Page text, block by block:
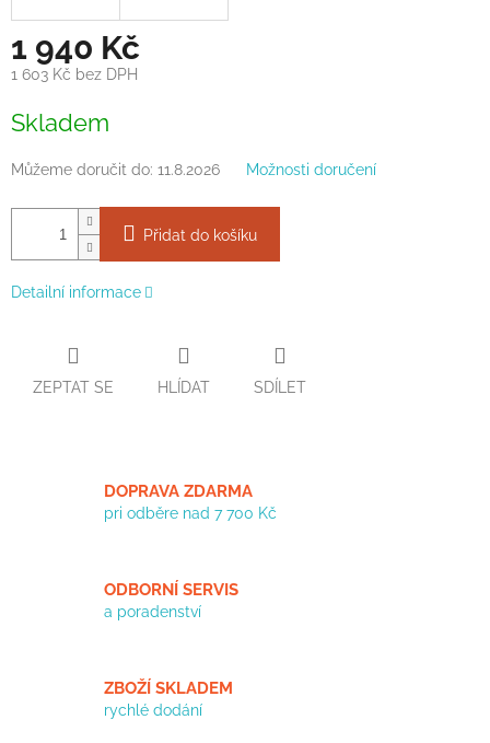
1 940 Kč
1 603 Kč bez DPH
cena:
Skladem
Můžeme doručit do: 11.8.2026 Možnosti doručení
Přidat do košíku
Detailní informace
ZEPTAT SE HLÍDAT SDÍLET
DOPRAVA ZDARMA
pri odběre nad 7 700 Kč
ODBORNÍ SERVIS
a poradenství
ZBOŽÍ SKLADEM
rychlé dodání